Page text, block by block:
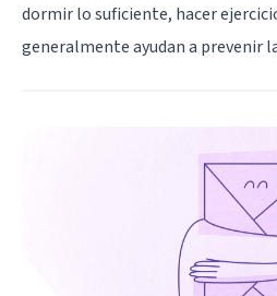
dormir lo suficiente, hacer
generalmente ayudan a prevenir